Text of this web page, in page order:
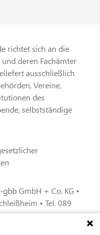
richtet sich an die
deren Fachämter
ausschließlich
Vereine,
des
selbstständige
GmbH + Co. KG •
• Tel. 089